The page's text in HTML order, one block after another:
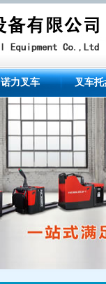
诺力叉车 叉车托